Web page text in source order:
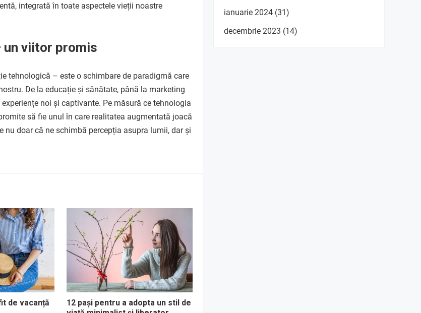
integrată în toate aspectele vieții noastre
un viitor promis
tehnologică – este o schimbare de paradigmă care
De la educație și sănătate, până la marketing
noi și captivante. Pe măsură ce tehnologia
să fie unul în care realitatea augmentată joacă
doar că ne schimbă percepția asupra lumii, dar și
de vacanță
12 pași pentru a adopta un stil de
ianuarie 2024 (31)
decembrie 2023 (14)